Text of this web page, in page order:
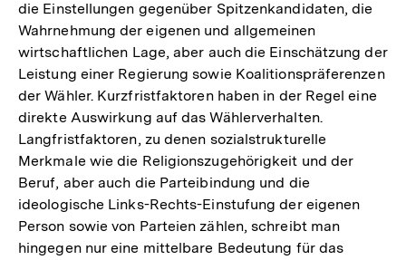
die Einstellungen gegenüber Spitzenkandidaten, die
Wahrnehmung der eigenen und allgemeinen
wirtschaftlichen Lage, aber auch die Einschätzung der
Leistung einer Regierung sowie Koalitionspräferenzen
der Wähler. Kurzfristfaktoren haben in der Regel eine
direkte Auswirkung auf das Wählerverhalten.
Langfristfaktoren, zu denen sozialstrukturelle
Merkmale wie die Religionszugehörigkeit und der
Beruf, aber auch die Parteibindung und die
ideologische Links-Rechts-Einstufung der eigenen
Person sowie von Parteien zählen, schreibt man
hingegen nur eine mittelbare Bedeutung für das